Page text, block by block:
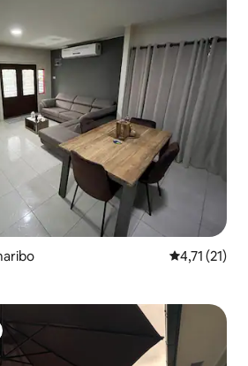
Vidutinis
4,71 (21)